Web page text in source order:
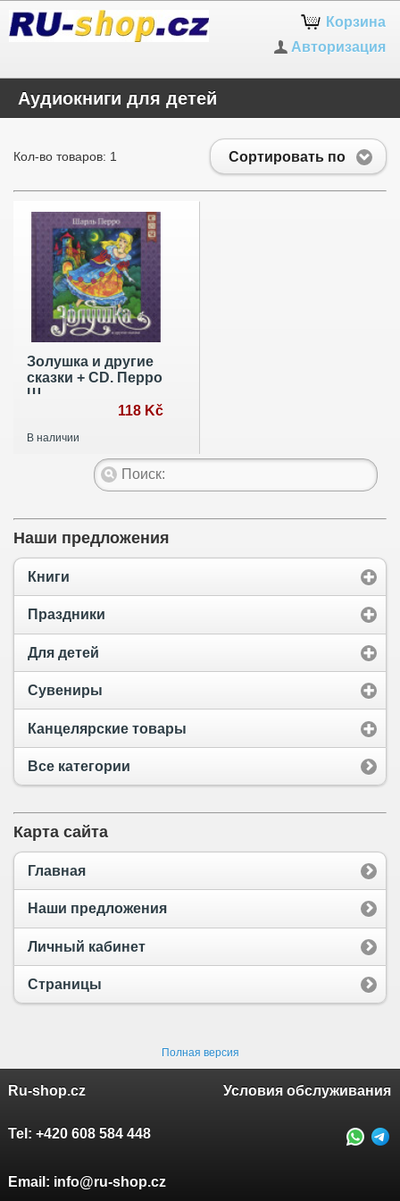
Корзина
Авторизация
Аудиокниги для детей
Сортировать по
Кол-во товаров: 1
Золушка и другие
сказки + CD. Перро
Ш.
118 Kč
В наличии
Наши предложения
Книги
Праздники
Для детей
Сувениры
Канцелярские товары
Все категории
Карта сайта
Главная
Наши предложения
Личный кабинет
Страницы
Полная версия
Ru-shop.cz Условия обслуживания
Tel: +420 608 584 448
Email: info@ru-shop.cz